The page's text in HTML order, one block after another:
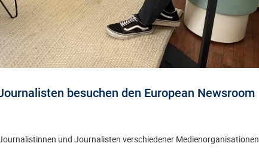
besuchen den European Newsroom
und Journalisten verschiedener Medienorganisationen